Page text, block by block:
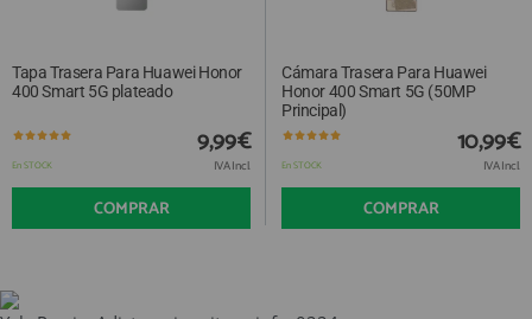
Tapa Trasera Para Huawei Honor
400 Smart 5G plateado
En STOCK
9,99€
IVA Incl.
COMPRAR
Cámara Trasera Para Huawei
Honor 400 Smart 5G (50MP
Principal)
En STOCK
10,99€
IVA Incl.
COMPRAR